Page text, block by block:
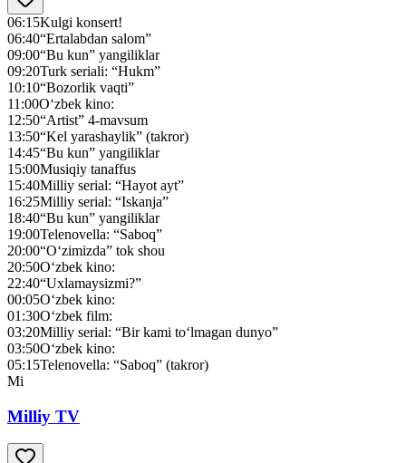
06:15Kulgi konsert!
06:40“Ertalabdan salom”
09:00“Bu kun” yangiliklar
09:20Turk seriali: “Hukm”
10:10“Bozorlik vaqti”
11:00O‘zbek kino:
12:50“Artist” 4-mavsum
13:50“Kel yarashaylik” (takror)
14:45“Bu kun” yangiliklar
15:00Musiqiy tanaffus
15:40Milliy serial: “Hayot ayt”
16:25Milliy serial: “Iskanja”
18:40“Bu kun” yangiliklar
19:00Telenovella: “Saboq”
20:00“O‘zimizda” tok shou
20:50O‘zbek kino:
22:40“Uxlamaysizmi?”
00:05O‘zbek kino:
01:30O‘zbek film:
03:20Milliy serial: “Bir kami to‘lmagan dunyo”
03:50O‘zbek kino:
05:15Telenovella: “Saboq” (takror)
Mi
Milliy TV